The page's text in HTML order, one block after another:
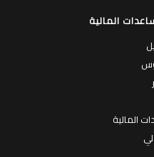
المالية
المالية